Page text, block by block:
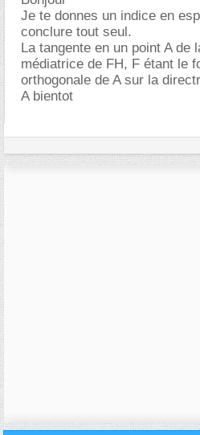
Je te donnes un indice en
conclure tout seul.
La tangente en un point A de
médiatrice de FH, F étant le
orthogonale de A sur la
A bientot